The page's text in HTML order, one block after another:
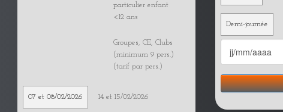
particulier enfant
<12 ans
Groupes, CE, Clubs
(minimum 9 pers.)
(tarif par pers.)
07 et 08/02/2026 14 et 15/02/2026
Demi-journée